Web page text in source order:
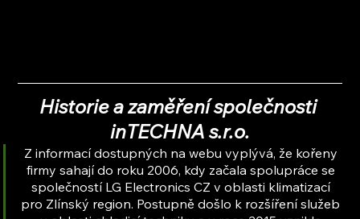
Historie a zaměření společnosti
inTECHNA s.r.o.
Z informací dostupných na webu vyplývá, že kořeny
firmy sahají do roku 2006, kdy začala spolupráce se
společností LG Electronics CZ v oblasti klimatizací
pro Zlínský region. Postupně došlo k rozšíření služeb